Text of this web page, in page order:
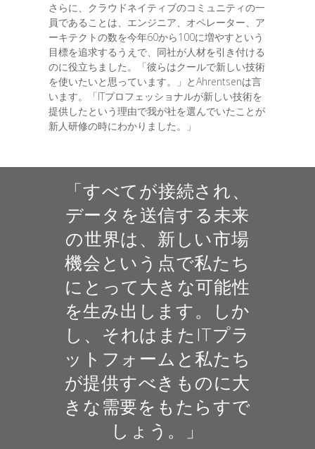
さらに、クラウドネイティブのコミュニティの一
員であることは、エンジニア、オペレーター、ア
ーキテクトの数を今年60から100に増やすという
目標を追求するうえで、同社が人材を引き付ける
のに役立ちました。「彼らはクールで新しい技術
を使いたいと思っています。」とAhrentsenは言
います。「ITプロフェッショナルが新しい技術を
提供したという理由で我が社を選んでいたことが
新人研修の時にわかりました。」
「すべてが接続され、
データを送信する未来
の世界は、新しい市場
機会という点で私たち
にとって大きな可能性
を生み出します。しか
し、それはまたITプラ
ットフォームと私たち
が提供すべきものに大
きな需要をもたらすで
しょう。」